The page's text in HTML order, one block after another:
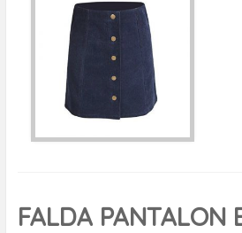
FALDA PANTALON